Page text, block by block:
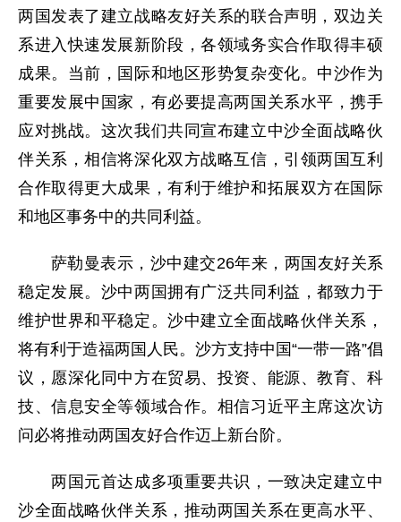
两国发表了建立战略友好关系的联合声明，双边关
系进入快速发展新阶段，各领域务实合作取得丰硕
成果。当前，国际和地区形势复杂变化。中沙作为
重要发展中国家，有必要提高两国关系水平，携手
应对挑战。这次我们共同宣布建立中沙全面战略伙
伴关系，相信将深化双方战略互信，引领两国互利
合作取得更大成果，有利于维护和拓展双方在国际
和地区事务中的共同利益。
萨勒曼表示，沙中建交26年来，两国友好关系
稳定发展。沙中两国拥有广泛共同利益，都致力于
维护世界和平稳定。沙中建立全面战略伙伴关系，
将有利于造福两国人民。沙方支持中国“一带一路”倡
议，愿深化同中方在贸易、投资、能源、教育、科
技、信息安全等领域合作。相信习近平主席这次访
问必将推动两国友好合作迈上新台阶。
两国元首达成多项重要共识，一致决定建立中
沙全面战略伙伴关系，推动两国关系在更高水平、